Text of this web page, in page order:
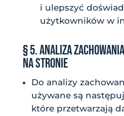
i ulepszyć
użytkowników w
§ 5. ANALIZA
NA STRONIE
Do analizy
używane są
które przetwarzają